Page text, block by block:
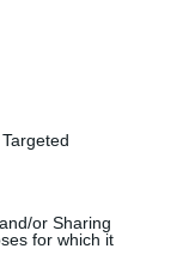
or Sharing
for which it